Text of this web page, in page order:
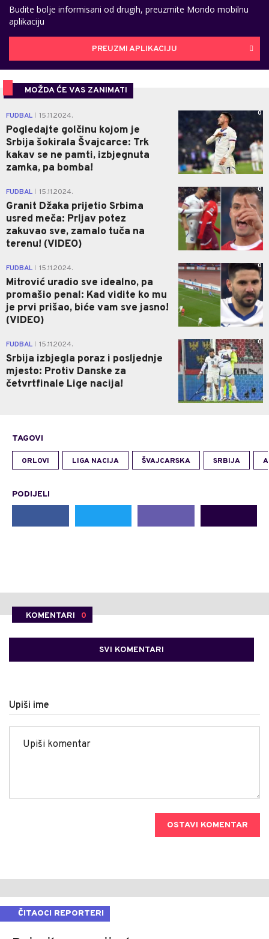
Budite bolje informisani od drugih, preuzmite Mondo mobilnu
aplikaciju
PREUZMI APLIKACIJU
MOŽDA ĆE VAS ZANIMATI
FUDBAL 15.11.2024.
Pogledajte golčinu kojom je
Srbija šokirala Švajcarce: Trk
kakav se ne pamti, izbjegnuta
zamka, pa bomba!
0
FUDBAL 15.11.2024.
Granit Džaka prijetio Srbima
usred meča: Prljav potez
zakuvao sve, zamalo tuča na
terenu! (VIDEO)
0
FUDBAL 15.11.2024.
Mitrović uradio sve idealno, pa
promašio penal: Kad vidite ko mu
je prvi prišao, biće vam sve jasno!
(VIDEO)
0
FUDBAL 15.11.2024.
Srbija izbjegla poraz i posljednje
mjesto: Protiv Danske za
četvrtfinale Lige nacija!
0
TAGOVI
ORLOVI LIGA NACIJA ŠVAJCARSKA SRBIJA
PODIJELI
KOMENTARI 0
SVI KOMENTARI
Upiši ime
OSTAVI KOMENTAR
ČITAOCI REPORTERI